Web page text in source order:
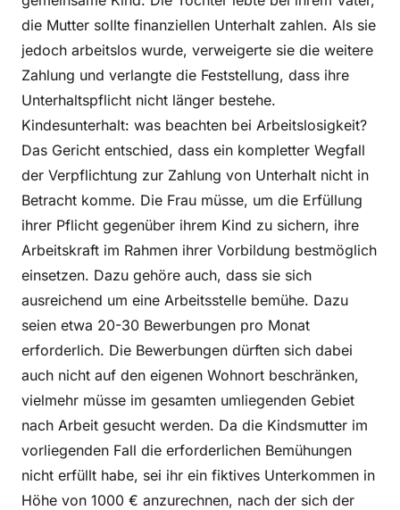
die Mutter sollte finanziellen Unterhalt zahlen. Als sie
jedoch arbeitslos wurde, verweigerte sie die weitere
Zahlung und verlangte die Feststellung, dass ihre
Unterhaltspflicht nicht länger bestehe.
Kindesunterhalt: was beachten bei Arbeitslosigkeit?
Das Gericht entschied, dass ein kompletter Wegfall
der Verpflichtung zur Zahlung von Unterhalt nicht in
Betracht komme. Die Frau müsse, um die Erfüllung
ihrer Pflicht gegenüber ihrem Kind zu sichern, ihre
Arbeitskraft im Rahmen ihrer Vorbildung bestmöglich
einsetzen. Dazu gehöre auch, dass sie sich
ausreichend um eine Arbeitsstelle bemühe. Dazu
seien etwa 20-30 Bewerbungen pro Monat
erforderlich. Die Bewerbungen dürften sich dabei
auch nicht auf den eigenen Wohnort beschränken,
vielmehr müsse im gesamten umliegenden Gebiet
nach Arbeit gesucht werden. Da die Kindsmutter im
vorliegenden Fall die erforderlichen Bemühungen
nicht erfüllt habe, sei ihr ein fiktives Unterkommen in
Höhe von 1000 € anzurechnen, nach der sich der